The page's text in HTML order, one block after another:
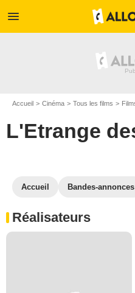
menu
Accueil Cinéma Tous les films
L'Etrange
Accueil Bandes-annonces
Réalisateurs